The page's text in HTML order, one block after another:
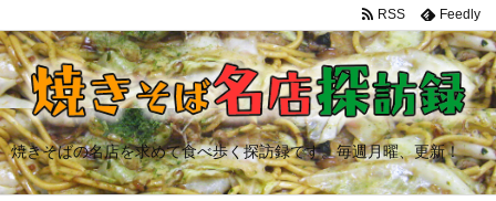
焼きそばの名店を求めて食べ歩く探訪録です。毎週月曜、更新！
RSS Feedly